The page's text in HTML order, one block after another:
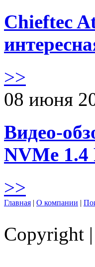
Chieftec
>>
08 июня
Видео-
NVMe 1.4
>>
Главная | О компании |
Copyright |